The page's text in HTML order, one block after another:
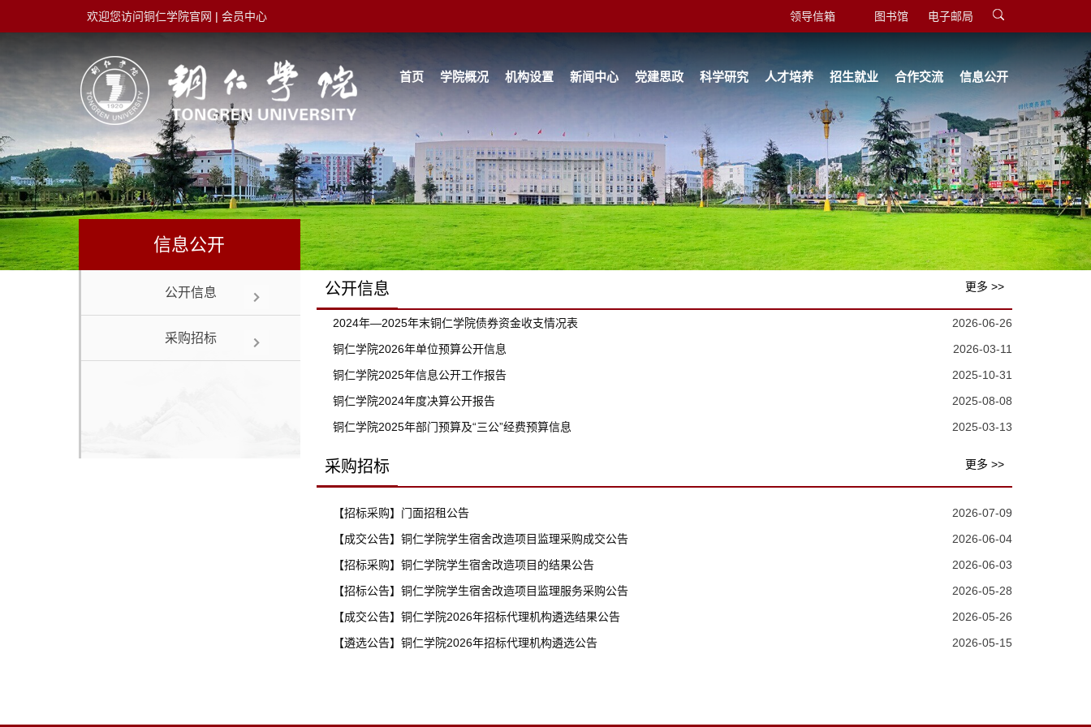
欢迎您访问铜仁学院官网 | 会员中心 领导信箱 图书馆 电子邮局
首页 学院概况 机构设置 新闻中心 党建思政 科学研究 人才培养 招生就业 合作交流 信息公开
信息公开
公开信息
采购招标
公开信息 更多 >>
2026-06-26
2024年—2025年末铜仁学院债券资金收支情况表
2026-03-11
铜仁学院2026年单位预算公开信息
2025-10-31
铜仁学院2025年信息公开工作报告
2025-08-08
铜仁学院2024年度决算公开报告
2025-03-13
铜仁学院2025年部门预算及“三公”经费预算信息
采购招标 更多 >>
2026-07-09
【招标采购】门面招租公告
2026-06-04
【成交公告】铜仁学院学生宿舍改造项目监理采购成交公告
2026-06-03
【招标采购】铜仁学院学生宿舍改造项目的结果公告
2026-05-28
【招标公告】铜仁学院学生宿舍改造项目监理服务采购公告
2026-05-26
【成交公告】铜仁学院2026年招标代理机构遴选结果公告
2026-05-15
【遴选公告】铜仁学院2026年招标代理机构遴选公告